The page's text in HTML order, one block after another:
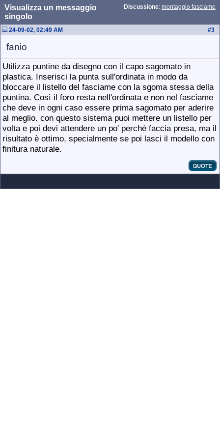
Discussione: montaggio fasciame
Visualizza un messaggio
singolo
#3
24-09-02, 02:49 AM
fanio
Utilizza puntine da disegno con il capo sagomato in
plastica. Inserisci la punta sull'ordinata in modo da
bloccare il listello del fasciame con la sgoma stessa della
puntina. Così il foro resta nell'ordinata e non nel fasciame
che deve in ogni caso essere prima sagomato per aderire
al meglio. con questo sistema puoi mettere un listello per
volta e poi devi attendere un po' perchè faccia presa, ma il
risultato è ottimo, specialmente se poi lasci il modello con
finitura naturale.